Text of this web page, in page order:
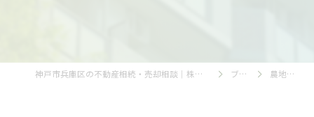
神戸市兵庫区の不動産相続・売却相談｜株式会社ハーバーホーム ブログ 農地の相続